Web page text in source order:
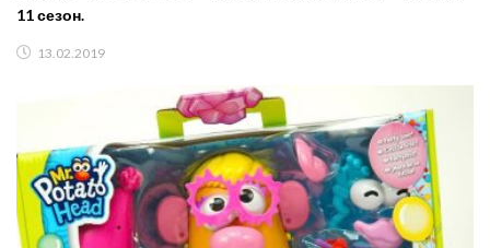
11 сезон.
13.02.2019